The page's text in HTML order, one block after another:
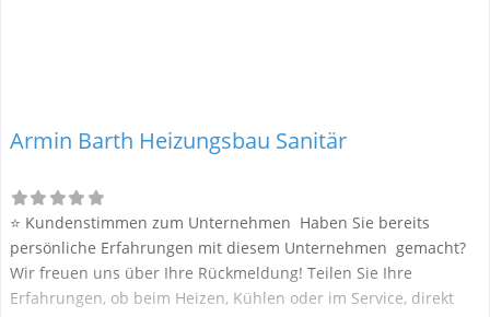
Armin Barth Heizungsbau Sanitär
⭐ Kundenstimmen zum Unternehmen Haben Sie bereits
persönliche Erfahrungen mit diesem Unternehmen gemacht?
Wir freuen uns über Ihre Rückmeldung! Teilen Sie Ihre
Erfahrungen, ob beim Heizen, Kühlen oder im Service, direkt